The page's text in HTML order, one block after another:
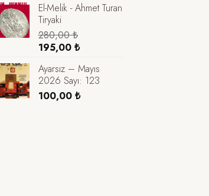
320,00 ₺.fiyat:
El-Melik - Ahmet Turan
Tiryaki
280,00₺
Orijinal
280,00 ₺.
195,00 ₺Şu
fiyat:
195,00 ₺.
Ayarsız – Mayıs
2026 Sayı: 123
100,00 ₺